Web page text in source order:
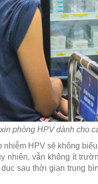
phòng HPV dành cho
HPV sẽ không
nhiên, vẫn không ít
sau thời gian trung